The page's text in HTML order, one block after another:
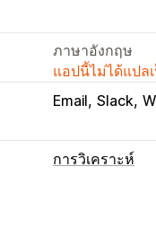
ภาษาอังกฤษ
แอปนี้ไม่ได้แปล
Email Slack
การวิเคราะห์